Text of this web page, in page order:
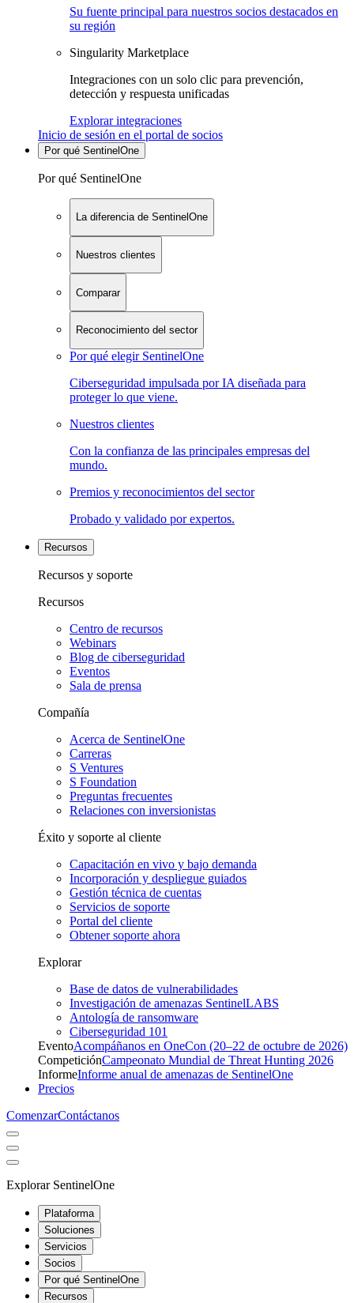
Su fuente principal para nuestros socios destacados en
su región
Singularity Marketplace
Integraciones con un solo clic para prevención,
detección y respuesta unificadas
Explorar integraciones
Inicio de sesión en el portal de socios
Por qué SentinelOne
Por qué SentinelOne
La diferencia de SentinelOne
Nuestros clientes
Comparar
Reconocimiento del sector
Por qué elegir SentinelOne
Ciberseguridad impulsada por IA diseñada para
proteger lo que viene.
Nuestros clientes
Con la confianza de las principales empresas del
mundo.
Premios y reconocimientos del sector
Probado y validado por expertos.
Recursos
Recursos y soporte
Recursos
Centro de recursos
Webinars
Blog de ciberseguridad
Eventos
Sala de prensa
Compañía
Acerca de SentinelOne
Carreras
S Ventures
S Foundation
Preguntas frecuentes
Relaciones con inversionistas
Éxito y soporte al cliente
Capacitación en vivo y bajo demanda
Incorporación y despliegue guiados
Gestión técnica de cuentas
Servicios de soporte
Portal del cliente
Obtener soporte ahora
Explorar
Base de datos de vulnerabilidades
Investigación de amenazas SentinelLABS
Antología de ransomware
Ciberseguridad 101
EventoAcompáñanos en OneCon (20–22 de octubre de 2026)
CompeticiónCampeonato Mundial de Threat Hunting 2026
InformeInforme anual de amenazas de SentinelOne
Precios
ComenzarContáctanos
Explorar SentinelOne
Plataforma
Soluciones
Servicios
Socios
Por qué SentinelOne
Recursos